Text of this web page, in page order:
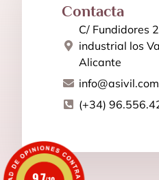
Contacta
C/ Fundidores
industrial los
Alicante
info@asivil.com
(+34)